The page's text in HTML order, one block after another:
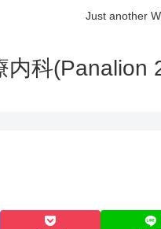
Just another
内科(Panalion